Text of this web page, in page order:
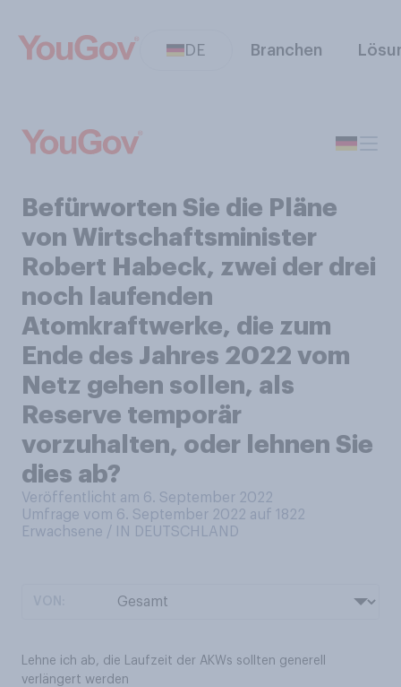
DE Branchen
Befürworten Sie die Pläne
von Wirtschaftsminister
Robert Habeck, zwei der drei
noch laufenden
Atomkraftwerke, die zum
Ende des Jahres 2022 vom
Netz gehen sollen, als
Reserve temporär
vorzuhalten, oder lehnen Sie
dies ab?
Veröffentlicht am 6. September 2022
Umfrage vom 6. September 2022 auf 1822
Erwachsene / IN DEUTSCHLAND
Lehne ich ab, die Laufzeit der AKWs sollten generell
verlängert werden